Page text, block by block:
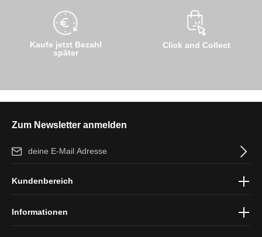
Kaufe jetzt Bezahl
später
Click and Collect
Zum Newsletter anmelden
E-Mail-Adresse*
und dieAGBgelesen und bin mit ihnen einverstanden.
Kundenbereich
Informationen